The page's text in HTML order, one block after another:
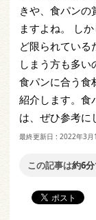
きや、食パンの
ますよね。 し
ど限られている
しまう方も多い
食パンに合う食
紹介します。食
は、ぜひ参考に
最終更新日 : 2022年3月
この記事は約6分